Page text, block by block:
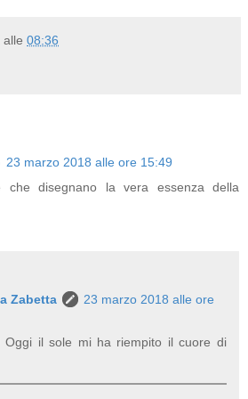
alle 08:36
23 marzo 2018 alle ore 15:49
che disegnano la vera essenza della
Zabetta
23 marzo 2018 alle ore
Oggi il sole mi ha riempito il cuore di